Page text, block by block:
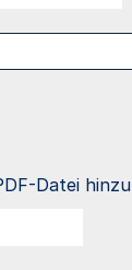
Datei